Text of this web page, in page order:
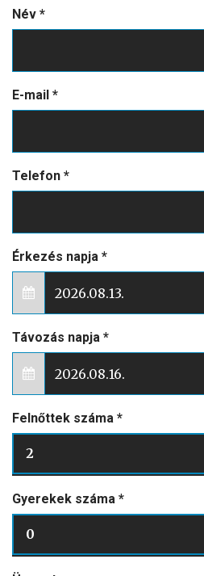
Név *
E-mail *
Telefon *
Érkezés napja *
Távozás napja *
Felnőttek száma *
2
Gyerekek száma *
0